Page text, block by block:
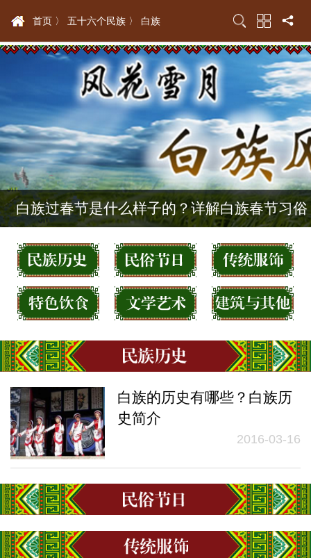
首页 〉 五十六个民族 〉 白族
白族过春节是什么样子的？详解白族春节习俗
白族的历史有哪些？白族历
史简介
2016-03-16